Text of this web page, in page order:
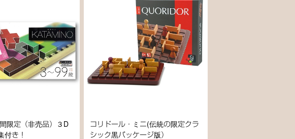
限定（非売品）３D
付き！
コリドール・ミニ(伝統の限定クラ
シック黒パッケージ版）